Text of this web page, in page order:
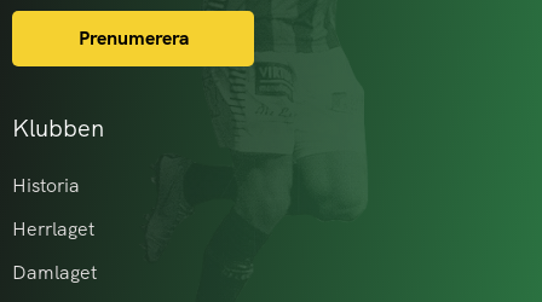
Klubben
Historia
Herrlaget
Damlaget
Prenumerera